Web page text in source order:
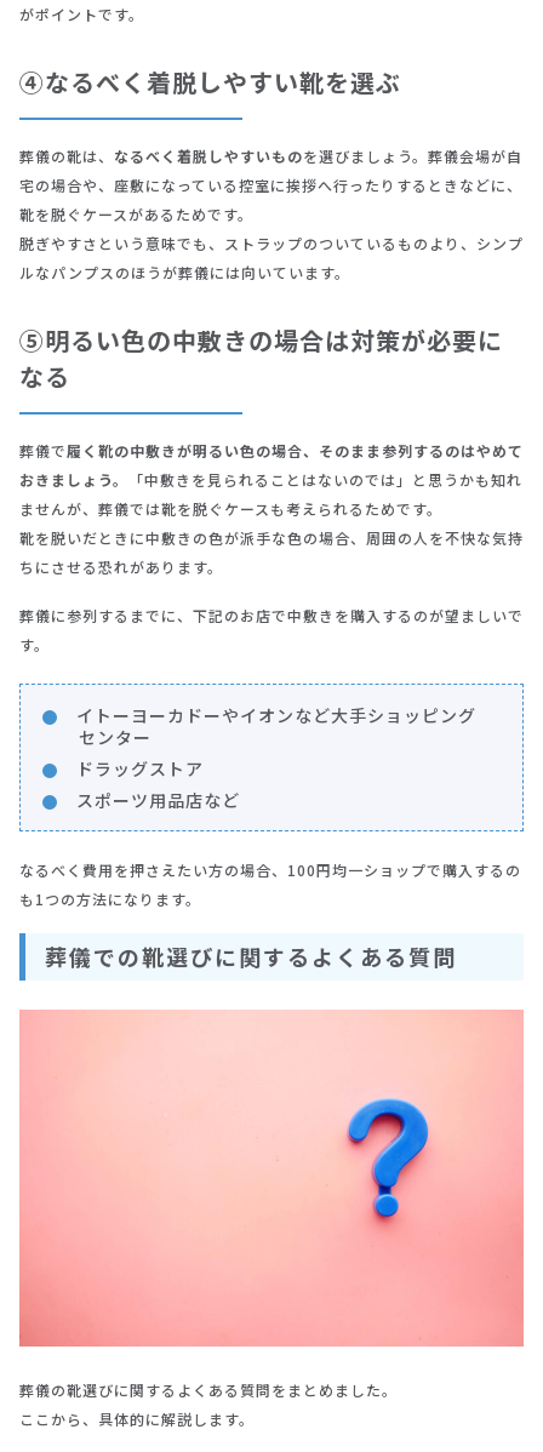
がポイントです。
④なるべく着脱しやすい靴を選ぶ
葬儀の靴は、 なるべく着脱しやすいものを選びましょう。葬儀会場が自
宅の場合や、座敷になっている控室に挨拶へ行ったりするときなどに、
靴を脱ぐケースがあるためです。
脱ぎやすさという意味でも、ストラップのついているものより、シンプ
ルなパンプスのほうが葬儀には向いています。
⑤明るい色の中敷きの場合は対策が必要に
なる
葬儀で履く靴の中敷きが明るい色の場合、そのまま参列するのはやめて
おきましょう。
「中敷きを見られることはないのでは」と思うかも知れ
ませんが、葬儀では靴を脱ぐケースも考えられるためです。
靴を脱いだときに中敷きの色が派手な色の場合、周囲の人を不快な気持
ちにさせる恐れがあります。
葬儀に参列するまでに、下記のお店で中敷きを購入するのが望ましいで
す。
イトーヨーカドーやイオンなど大手ショッピング
センター
ドラッグストア
スポーツ用品店など
なるべく費用を押さえたい方の場合、100円均一ショップで購入するの
も1つの方法になります。
葬儀での靴選びに関するよくある質問
葬儀の靴選びに関するよくある質問をまとめました。
ここから、具体的に解説します。